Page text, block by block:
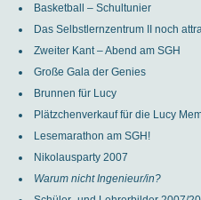
Basketball – Schultunier
Das Selbstlernzentrum II noch
Zweiter Kant – Abend am SGH
Große Gala der Genies
Brunnen für Lucy
Plätzchenverkauf für die Lucy
Lesemarathon am SGH!
Nikolausparty 2007
Warum nicht Ingenieur/in?